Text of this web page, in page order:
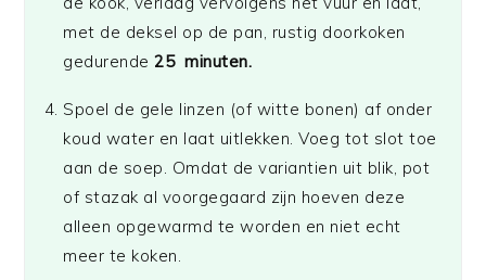
met de deksel op de pan, rustig doorkoken
gedurende25 minuten.
Spoel de gele linzen (of witte bonen) af onder
koud water en laat uitlekken. Voeg tot slot toe
aan de soep. Omdat de variantien uit blik, pot
of stazak al voorgegaard zijn hoeven deze
alleen opgewarmd te worden en niet echt
meer te koken.